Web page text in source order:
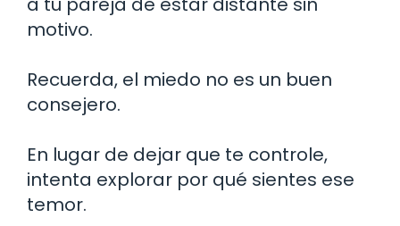
motivo.
Recuerda, el miedo no es un buen
consejero.
En lugar de dejar que te controle,
intenta explorar por qué sientes ese
temor.